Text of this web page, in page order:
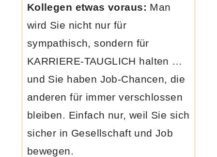
Kollegen etwas voraus: Man
wird Sie nicht nur für
sympathisch, sondern für
KARRIERE-TAUGLICH halten …
und Sie haben Job-Chancen, die
anderen für immer verschlossen
bleiben. Einfach nur, weil Sie sich
sicher in Gesellschaft und Job
bewegen.